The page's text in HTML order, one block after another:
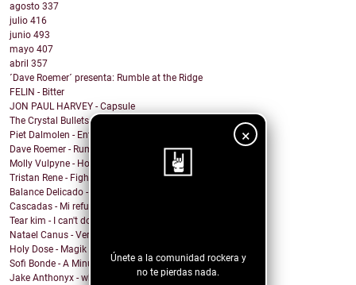
×
Únete a la comunidad rockera y
no te pierdas nada.
agosto 337
julio 416
junio 493
mayo 407
abril 357
´Dave Roemer´ presenta: Rumble at the Ridge
FELIN - Bitter
JON PAUL HARVEY - Capsule
The Crystal Bullets - Race into hell
Piet Dalmolen - Entropy
Dave Roemer - Rumble at the Ridge
Molly Vulpyne - Hook
Tristan Rene - Fighting With Fists
Balance Delicado - Algo en ti
Cascadas - Mi refugio
Tear kim - I can't do anything
Natael Canus - Versatile (2022 Remastered) (Remix ...
Holy Dose - Magik
Sofi Bonde - A Minute
Jake Anthonyx - what happened to yesterday?